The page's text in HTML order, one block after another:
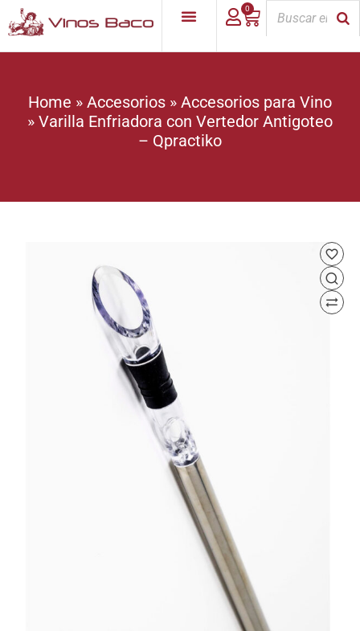
0
Home » Accesorios » Accesorios para Vino
» Varilla Enfriadora con Vertedor Antigoteo
– Qpractiko